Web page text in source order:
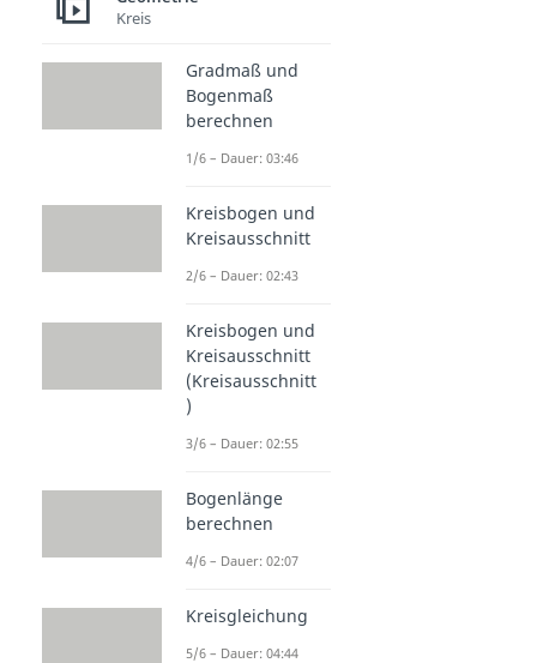
Kreis
Gradmaß und
Bogenmaß
berechnen
1/6 – Dauer: 03:46
Kreisbogen und
Kreisausschnitt
2/6 – Dauer: 02:43
Kreisbogen und
Kreisausschnitt
(Kreisausschnitt
)
3/6 – Dauer: 02:55
Bogenlänge
berechnen
4/6 – Dauer: 02:07
Kreisgleichung
5/6 – Dauer: 04:44